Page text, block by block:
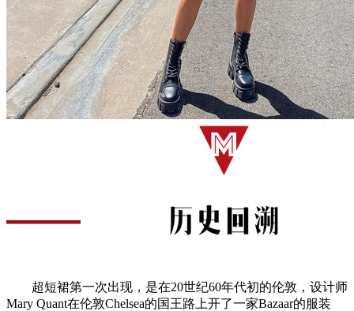
超短裙第一次出现，是在20世纪60年代初的伦敦，设计师
Mary Quant在伦敦Chelsea的国王路上开了一家Bazaar的服装